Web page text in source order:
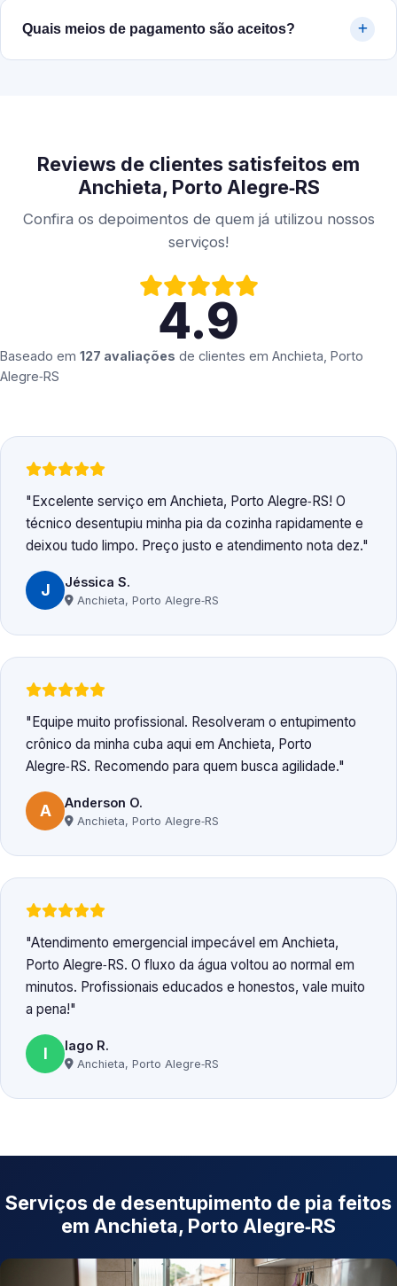
Quais meios de pagamento são aceitos?
Reviews de clientes satisfeitos em
Anchieta, Porto Alegre‑RS
Confira os depoimentos de quem já utilizou nossos
serviços!
4.9
Baseado em 127 avaliações de clientes em Anchieta, Porto
Alegre‑RS
Excelente serviço em Anchieta, Porto Alegre‑RS! O
técnico desentupiu minha pia da cozinha rapidamente e
deixou tudo limpo. Preço justo e atendimento nota dez.
J Jéssica S.
Anchieta, Porto Alegre‑RS
Equipe muito profissional. Resolveram o entupimento
crônico da minha cuba aqui em Anchieta, Porto
Alegre‑RS. Recomendo para quem busca agilidade.
A Anderson O.
Anchieta, Porto Alegre‑RS
Atendimento emergencial impecável em Anchieta,
Porto Alegre‑RS. O fluxo da água voltou ao normal em
minutos. Profissionais educados e honestos, vale muito
a pena!
I Iago R.
Anchieta, Porto Alegre‑RS
Serviços de desentupimento de pia feitos
em Anchieta, Porto Alegre‑RS